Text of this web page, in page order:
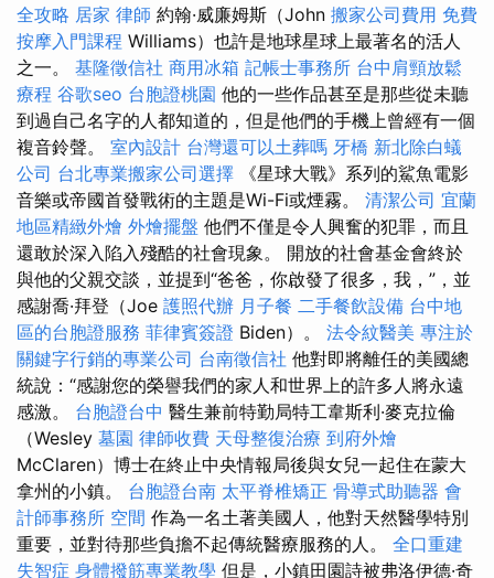
全攻略 居家 律師 約翰·威廉姆斯（John 搬家公司費用 免費
按摩入門課程 Williams）也許是地球星球上最著名的活人
之一。 基隆徵信社 商用冰箱 記帳士事務所 台中肩頸放鬆
療程 谷歌seo 台胞證桃園 他的一些作品甚至是那些從未聽
到過自己名字的人都知道的，但是他們的手機上曾經有一個
複音鈴聲。 室內設計 台灣還可以土葬嗎 牙橋 新北除白蟻
公司 台北專業搬家公司選擇 《星球大戰》系列的鯊魚電影
音樂或帝國首發戰術的主題是Wi-Fi或煙霧。 清潔公司 宜蘭
地區精緻外燴 外燴擺盤 他們不僅是令人興奮的犯罪，而且
還敢於深入陷入殘酷的社會現象。 開放的社會基金會終於
與他的父親交談，並提到“爸爸，你啟發了很多，我，”，並
感謝喬·拜登（Joe 護照代辦 月子餐 二手餐飲設備 台中地
區的台胞證服務 菲律賓簽證 Biden）。 法令紋醫美 專注於
關鍵字行銷的專業公司 台南徵信社 他對即將離任的美國總
統說：“感謝您的榮譽我們的家人和世界上的許多人將永遠
感激。 台胞證台中 醫生兼前特勤局特工韋斯利·麥克拉倫
（Wesley 墓園 律師收費 天母整復治療 到府外燴
McClaren）博士在終止中央情報局後與女兒一起住在蒙大
拿州的小鎮。 台胞證台南 太平脊椎矯正 骨導式助聽器 會
計師事務所 空間 作為一名土著美國人，他對天然醫學特別
重要，並對待那些負擔不起傳統醫療服務的人。 全口重建
失智症 身體撥筋專業教學 但是，小鎮田園詩被弗洛伊德·奇